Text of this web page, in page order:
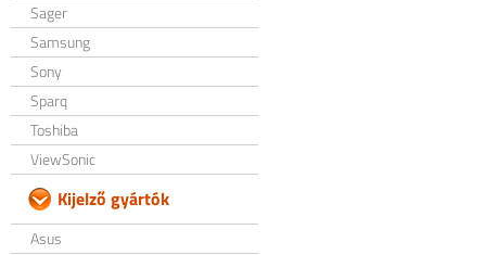
Sager
Samsung
Sony
Sparq
Toshiba
ViewSonic
Kijelző gyártók
Asus